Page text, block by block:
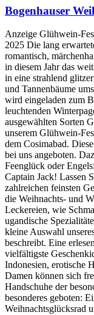
Bogenhauser
Anzeige Glühwein-
2025 Die lang
romantisch,
in diesem Jahr das
in eine strahlend
und Tannenbäume
wird eingeladen zum
leuchtenden
ausgewählten Sorten
unserem Glühwein-
dem Cosimabad.
bei uns angeboten.
Feenglück oder
Captain Jack! Lassen
zahlreichen feinsten
die Weihnachts- und
Leckereien, wie
ugandische
kleine Auswahl
beschreibt. Eine
vielfältigste
Indonesien, erotische
Damen können sich
Handschuhe der
besonderes geboten:
Weihnachtsglücksrad